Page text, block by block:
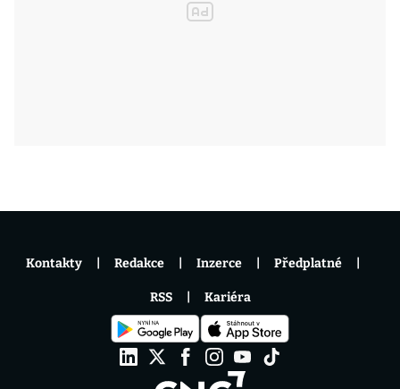
Kontakty Redakce Inzerce Předplatné
RSS Kariéra